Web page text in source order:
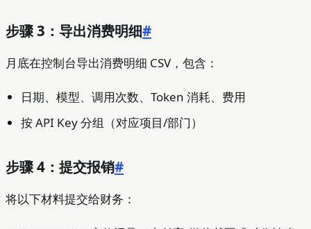
步骤 3：导出消费明细#
月底在控制台导出消费明细 CSV，包含：
日期、模型、调用次数、Token 消耗、费用
按 API Key 分组（对应项目/部门）
步骤 4：提交报销#
将以下材料提交给财务：